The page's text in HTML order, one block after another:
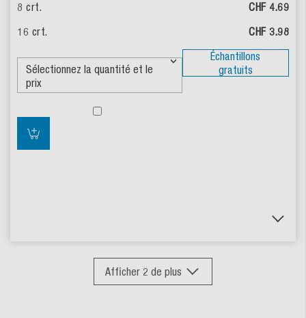
CHF 4.69
CHF 3.98
Échantillons
gratuits
Afficher 2 de plus